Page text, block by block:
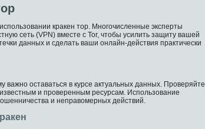
кракен тор. Многочисленные эксперты
сеть (VPN) вместе с Tor, чтобы усилить защиту вашей
данных и сделать ваши онлайн-действия практически
важно оставаться в курсе актуальных данных. Проверяйте
и проверенным ресурсам. Использование
и неправомерных действий.